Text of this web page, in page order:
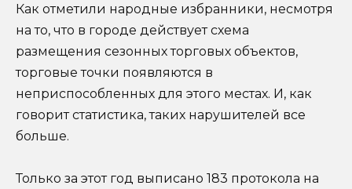
Как отметили народные избранники, несмотря
на то, что в городе действует схема
размещения сезонных торговых объектов,
торговые точки появляются в
неприспособленных для этого местах. И, как
говорит статистика, таких нарушителей все
больше.
Только за этот год выписано 183 протокола на